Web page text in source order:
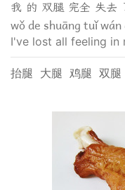
我 的 双腿 完全 失去
wǒ de shuāng tuǐ
I've lost all feeling in
抬腿 大腿 鸡腿 双腿